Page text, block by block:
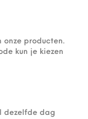
onze producten.
kun je kiezen
dezelfde dag